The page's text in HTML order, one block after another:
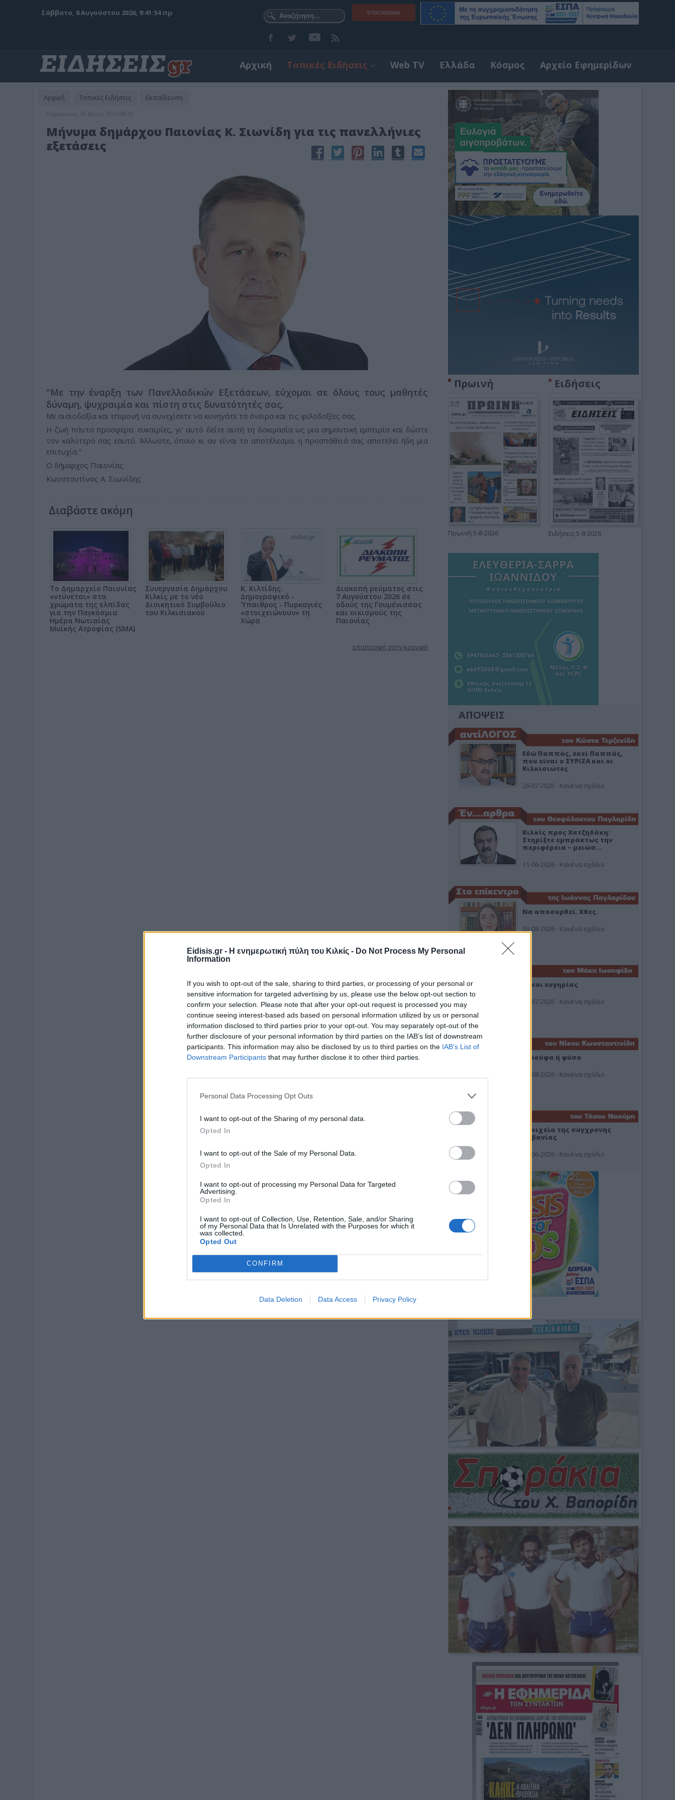
Eidisis.gr - Η ενημερωτική πύλη του Κιλκίς - Do Not Process My Personal
Information
If you wish to opt-out of the sale, sharing to third parties, or processing of your personal or
sensitive information for targeted advertising by us, please use the below opt-out section to
confirm your selection. Please note that after your opt-out request is processed you may
continue seeing interest-based ads based on personal information utilized by us or personal
information disclosed to third parties prior to your opt-out. You may separately opt-out of the
further disclosure of your personal information by third parties on the IAB’s list of downstream
participants. This information may also be disclosed by us to third parties on the IAB’s List of
Downstream Participants that may further disclose it to other third parties.
Personal Data Processing Opt Outs
I want to opt-out of the Sharing of my personal data.
Opted In
I want to opt-out of the Sale of my Personal Data.
Opted In
I want to opt-out of processing my Personal Data for Targeted
Advertising.
Opted In
I want to opt-out of Collection, Use, Retention, Sale, and/or Sharing
of my Personal Data that Is Unrelated with the Purposes for which it
was collected.
Opted Out
CONFIRM
Data Deletion Data Access Privacy Policy
ΕΠΙΚΟΙΝΩΝΊΑ
Σάββατο, 8 Αυγούστου 2026, 9:41:56 πμ
Αρχική Τοπικές Ειδήσεις Web TV Ελλάδα Κόσμος Αρχείο Εφημερίδων
Αρχική Τοπικές Ειδήσεις Εκπαίδευση
Παρασκευή, 29 Μαϊος 2026 08:20
Μήνυμα δημάρχου Παιονίας Κ. Σιωνίδη για τις πανελλήνιες
εξετάσεις
"Με την έναρξη των Πανελλαδικών Εξετάσεων, εύχομαι σε όλους τους μαθητές
δύναμη, ψυχραιμία και πίστη στις δυνατότητές σας.
Με αισιοδοξία και επιμονή να συνεχίσετε να κυνηγάτε τα όνειρα και τις φιλοδοξίες σας.
Η ζωή πάντα προσφέρει ευκαιρίες, γι’ αυτό δείτε αυτή τη δοκιμασία ως μια σημαντική εμπειρία και δώστε
τον καλύτερό σας εαυτό. Άλλωστε, όποιο κι αν είναι το αποτέλεσμα, η προσπάθειά σας αποτελεί ήδη μια
επιτυχία."
Ο δήμαρχος Παιονίας
Κωνσταντίνος Α. Σιωνίδης
Διαβάστε ακόμη
Το Δημαρχείο Παιονίας
«ντύνεται» στα
χρώματα της ελπίδας
για την Παγκόσμια
Ημέρα Νωτιαίας
Μυϊκής Ατροφίας (SMA)
Συνεργασία Δημάρχου
Κιλκίς με το νέο
Διοικητικό Συμβούλιο
του Κιλκισιακού
Κ. Κιλτίδης:
Δημογραφικό -
Ύπαιθρος - Πυρκαγιές
«στοιχειώνουν» τη
Χώρα
Διακοπή ρεύματος στις
7 Αυγούστου 2026 σε
οδούς της Γουμένισσας
και οικισμούς της
Παιονίας
επιστροφή στην κορυφή
Πρωινή
Πρωινή 5-8-2026
Ειδήσεις
Ειδήσεις 5-8-2026
ΑΠΟΨΕΙΣ
Εδώ Παππάς, εκεί Παππάς,
που είναι ο ΣΥΡΙΖΑ και οι
Κιλκισιώτες
26-07-2026 - Κανένα σχόλιο
Κιλκίς προς Χατζηδάκη:
Στηρίξτε εμπράκτως την
περιφέρεια – μειώσ…
11-06-2026 - Κανένα σχόλιο
Να αποσυρθεί. Χθες.
03-08-2026 - Κανένα σχόλιο
Οίκοι ευγηρίας
24-07-2026 - Κανένα σχόλιο
Ή ρούφα ή φύσα
03-08-2026 - Κανένα σχόλιο
Στοιχεία της σύγχρονης
Αλβανίας
19-06-2026 - Κανένα σχόλιο